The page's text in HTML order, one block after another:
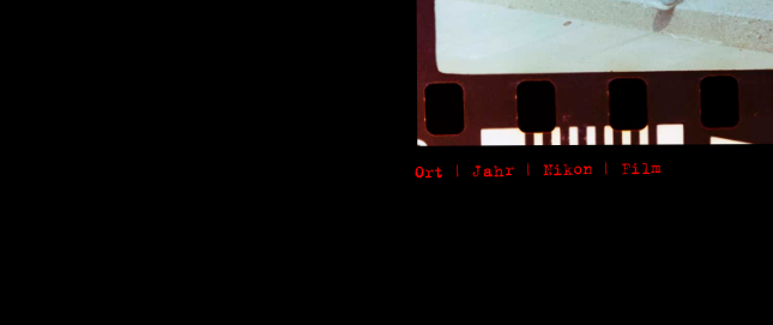
Ort | Jahr | Nikon | Film